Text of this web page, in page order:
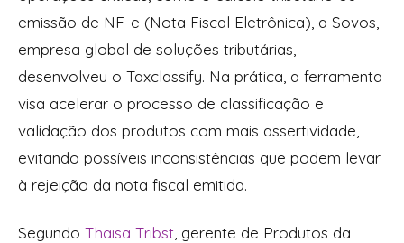
emissão de NF-e (Nota Fiscal Eletrônica), a Sovos,
empresa global de soluções tributárias,
desenvolveu o Taxclassify. Na prática, a ferramenta
visa acelerar o processo de classificação e
validação dos produtos com mais assertividade,
evitando possíveis inconsistências que podem levar
à rejeição da nota fiscal emitida.
Segundo Thaisa Tribst , gerente de Produtos da